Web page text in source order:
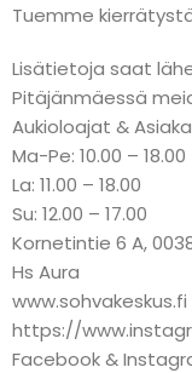
Tuemme
Lisätietoja saat
Pitäjänmäessä
Aukioloajat &
Ma-Pe: 10.00 – 18.00
La: 11.00 – 18.00
Su: 12.00 – 17.00
Kornetintie 6 A,
Hs Aura
www.sohvakeskus.fi
https://
Facebook &